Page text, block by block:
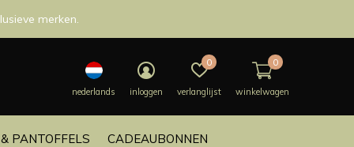
PANTOFFELS CADEAUBONNEN
nederlands inloggen verlanglijst
0
winkelwagen
0
merken.